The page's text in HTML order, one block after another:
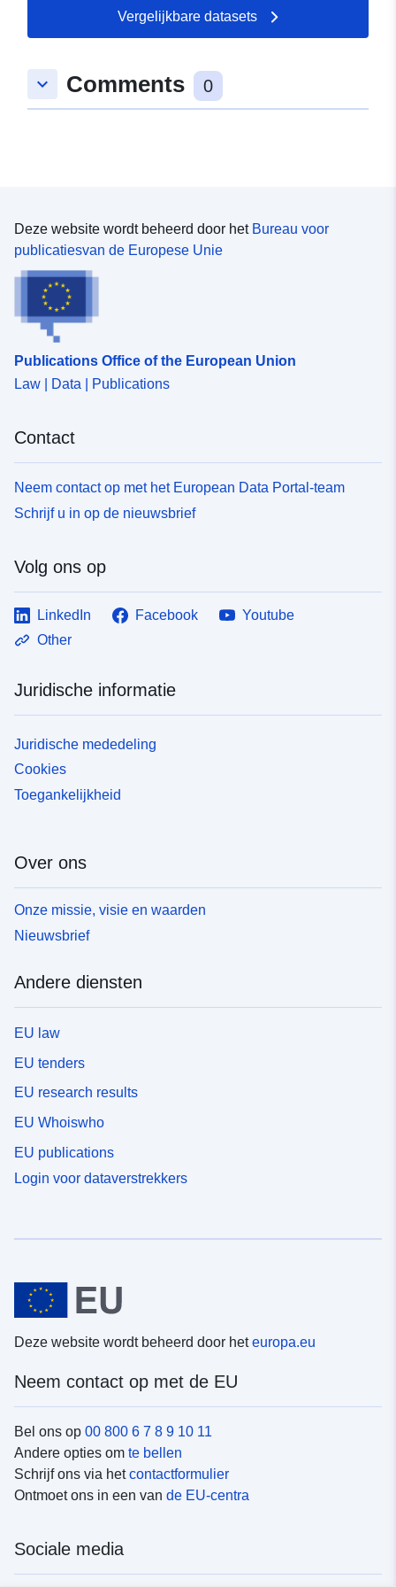
Ruimtelijk: Coördinaten: [ [ 9.6782557,
49.0080303 ], [ 9.6802419,
49.0062225 ], [ 9.6782557,
hulpmiddel:
uriRef:
Vergelijkbare datasets
keyboard_arrow_down Comments 0
Deze website wordt beheerd door het Bureau voor
publicatiesvan de Europese Unie
Publications Office of the European Union
Law | Data | Publications
Contact
Neem contact op met het European Data Portal-team
Schrijf u in op de nieuwsbrief
Volg ons op
LinkedIn Facebook
Youtube
Other
Juridische informatie
Juridische mededeling
Cookies
Toegankelijkheid
Over ons
Onze missie, visie en waarden
Nieuwsbrief
Andere diensten
EU law
EU tenders
EU research results
EU Whoiswho
EU publications
Login voor dataverstrekkers
Deze website wordt beheerd door heteuropa.eu
Neem contact op met de EU
Bel ons op 00 800 6 7 8 9 10 11
Andere opties om te bellen
Schrijf ons via hetcontactformulier
Ontmoet ons in een van de EU-centra
Sociale media